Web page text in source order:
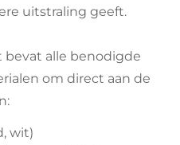
uitstraling geeft.
bevat alle benodigde
om direct aan de
wit)